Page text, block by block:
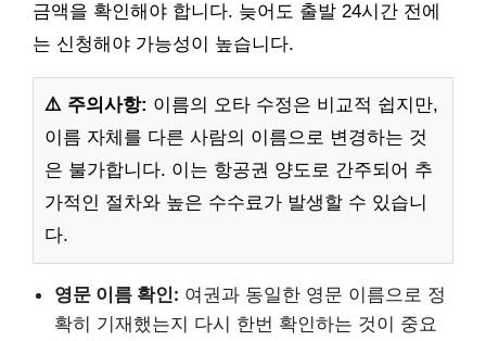
금액을 확인해야 합니다. 늦어도 출발 24시간 전에
는 신청해야 가능성이 높습니다.
⚠️ 주의사항: 이름의 오타 수정은 비교적 쉽지만,
이름 자체를 다른 사람의 이름으로 변경하는 것
은 불가합니다. 이는 항공권 양도로 간주되어 추
가적인 절차와 높은 수수료가 발생할 수 있습니
다.
영문 이름 확인: 여권과 동일한 영문 이름으로 정
확히 기재했는지 다시 한번 확인하는 것이 중요